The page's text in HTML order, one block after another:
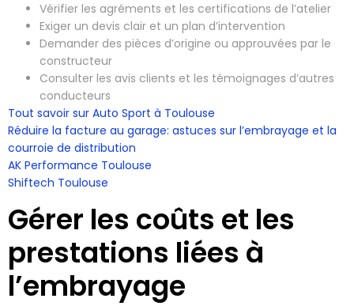
Vérifier les agréments et les certifications de l’atelier
Exiger un devis clair et un plan d’intervention
Demander des pièces d’origine ou approuvées par le
constructeur
Consulter les avis clients et les témoignages d’autres
conducteurs
Tout savoir sur Auto Sport à Toulouse
Réduire la facture au garage: astuces sur l’embrayage et la
courroie de distribution
AK Performance Toulouse
Shiftech Toulouse
Gérer les coûts et les
prestations liées à
l’embrayage